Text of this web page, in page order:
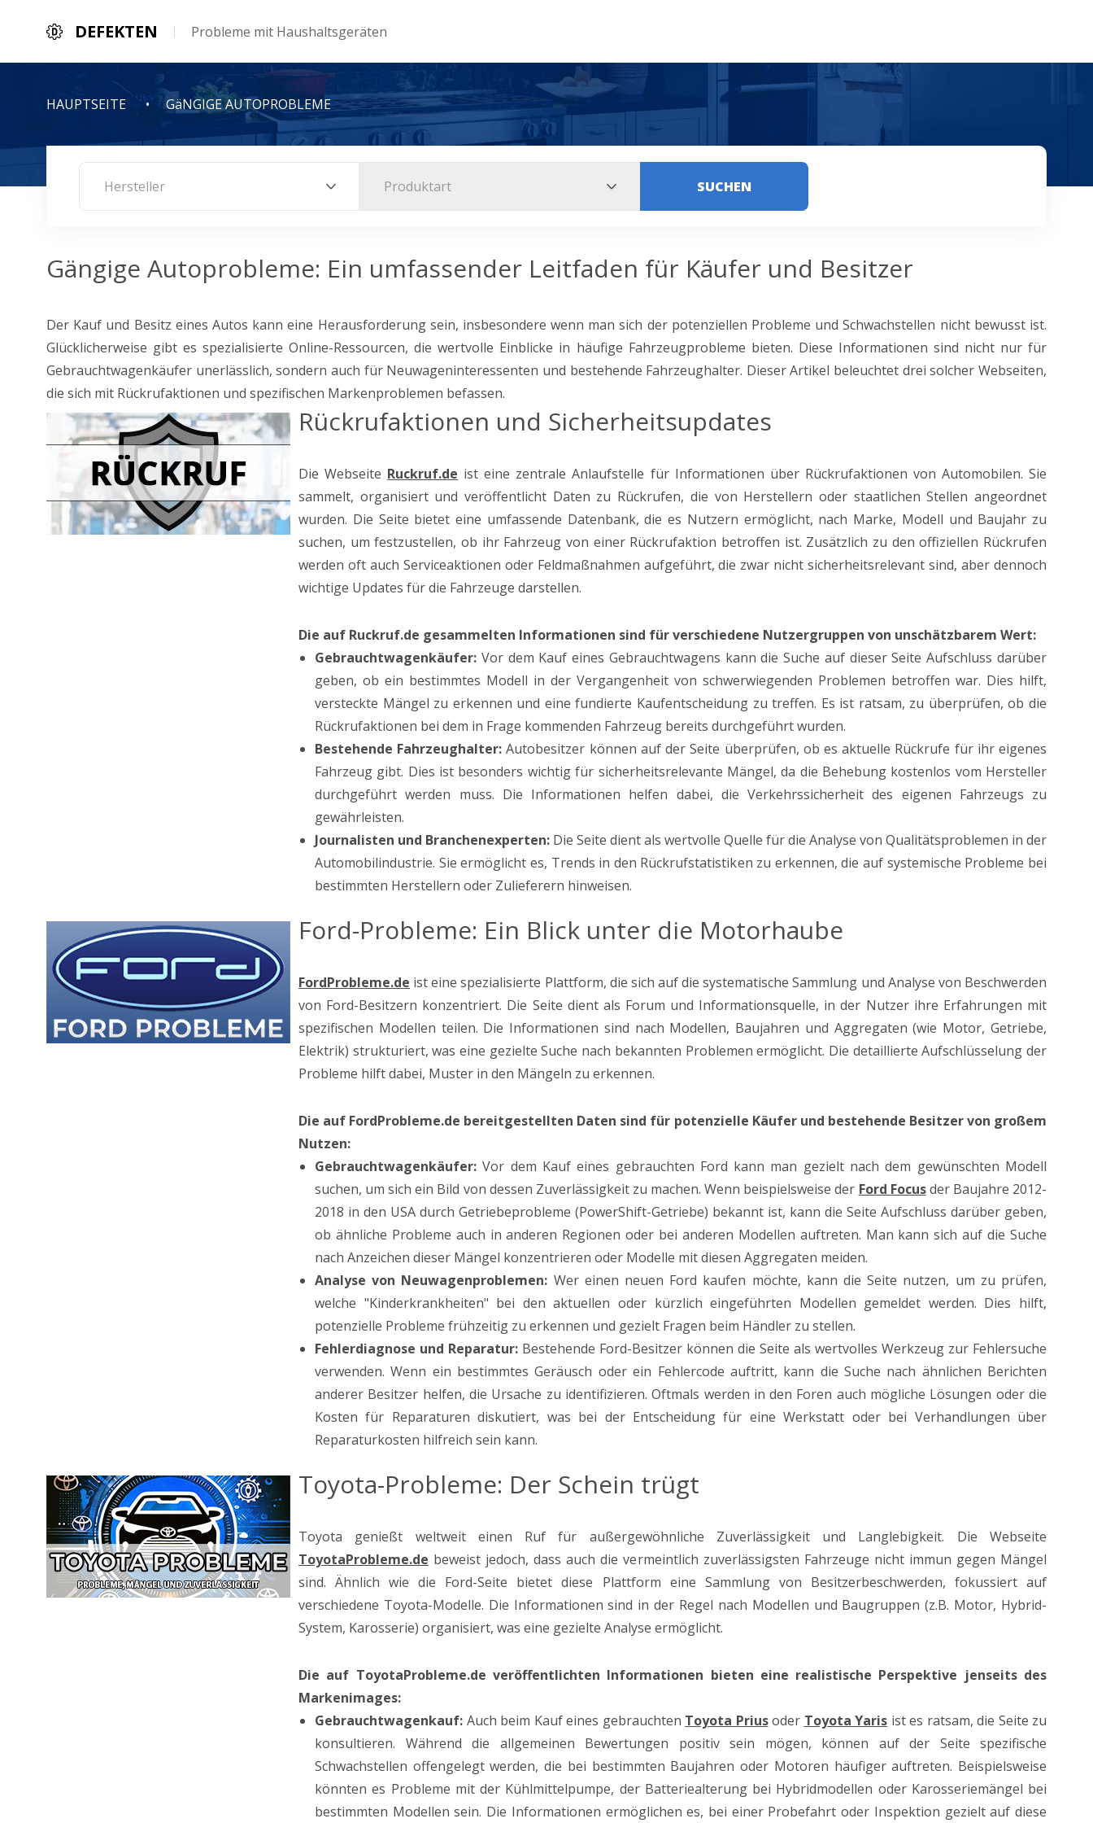
DEFEKTEN Probleme mit Haushaltsgeräten
HAUPTSEITE GäNGIGE AUTOPROBLEME
Hersteller Produktart SUCHEN
Gängige Autoprobleme: Ein umfassender Leitfaden für Käufer und Besitzer
Der Kauf und Besitz eines Autos kann eine Herausforderung sein, insbesondere wenn man sich der potenziellen Probleme und Schwachstellen nicht bewusst ist.
Glücklicherweise gibt es spezialisierte Online-Ressourcen, die wertvolle Einblicke in häufige Fahrzeugprobleme bieten. Diese Informationen sind nicht nur für
Gebrauchtwagenkäufer unerlässlich, sondern auch für Neuwageninteressenten und bestehende Fahrzeughalter. Dieser Artikel beleuchtet drei solcher Webseiten,
die sich mit Rückrufaktionen und spezifischen Markenproblemen befassen.
Rückrufaktionen und Sicherheitsupdates
Die Webseite Ruckruf.de ist eine zentrale Anlaufstelle für Informationen über Rückrufaktionen von Automobilen. Sie
sammelt, organisiert und veröffentlicht Daten zu Rückrufen, die von Herstellern oder staatlichen Stellen angeordnet
wurden. Die Seite bietet eine umfassende Datenbank, die es Nutzern ermöglicht, nach Marke, Modell und Baujahr zu
suchen, um festzustellen, ob ihr Fahrzeug von einer Rückrufaktion betroffen ist. Zusätzlich zu den offiziellen Rückrufen
werden oft auch Serviceaktionen oder Feldmaßnahmen aufgeführt, die zwar nicht sicherheitsrelevant sind, aber dennoch
wichtige Updates für die Fahrzeuge darstellen.
Die auf Ruckruf.de gesammelten Informationen sind für verschiedene Nutzergruppen von unschätzbarem Wert:
Gebrauchtwagenkäufer: Vor dem Kauf eines Gebrauchtwagens kann die Suche auf dieser Seite Aufschluss darüber
geben, ob ein bestimmtes Modell in der Vergangenheit von schwerwiegenden Problemen betroffen war. Dies hilft,
versteckte Mängel zu erkennen und eine fundierte Kaufentscheidung zu treffen. Es ist ratsam, zu überprüfen, ob die
Rückrufaktionen bei dem in Frage kommenden Fahrzeug bereits durchgeführt wurden.
Bestehende Fahrzeughalter: Autobesitzer können auf der Seite überprüfen, ob es aktuelle Rückrufe für ihr eigenes
Fahrzeug gibt. Dies ist besonders wichtig für sicherheitsrelevante Mängel, da die Behebung kostenlos vom Hersteller
durchgeführt werden muss. Die Informationen helfen dabei, die Verkehrssicherheit des eigenen Fahrzeugs zu
gewährleisten.
Journalisten und Branchenexperten: Die Seite dient als wertvolle Quelle für die Analyse von Qualitätsproblemen in der
Automobilindustrie. Sie ermöglicht es, Trends in den Rückrufstatistiken zu erkennen, die auf systemische Probleme bei
bestimmten Herstellern oder Zulieferern hinweisen.
Ford-Probleme: Ein Blick unter die Motorhaube
FordProbleme.de ist eine spezialisierte Plattform, die sich auf die systematische Sammlung und Analyse von Beschwerden
von Ford-Besitzern konzentriert. Die Seite dient als Forum und Informationsquelle, in der Nutzer ihre Erfahrungen mit
spezifischen Modellen teilen. Die Informationen sind nach Modellen, Baujahren und Aggregaten (wie Motor, Getriebe,
Elektrik) strukturiert, was eine gezielte Suche nach bekannten Problemen ermöglicht. Die detaillierte Aufschlüsselung der
Probleme hilft dabei, Muster in den Mängeln zu erkennen.
Die auf FordProbleme.de bereitgestellten Daten sind für potenzielle Käufer und bestehende Besitzer von großem
Nutzen:
Gebrauchtwagenkäufer: Vor dem Kauf eines gebrauchten Ford kann man gezielt nach dem gewünschten Modell
suchen, um sich ein Bild von dessen Zuverlässigkeit zu machen. Wenn beispielsweise der Ford Focusder Baujahre 2012-
2018 in den USA durch Getriebeprobleme (PowerShift-Getriebe) bekannt ist, kann die Seite Aufschluss darüber geben,
ob ähnliche Probleme auch in anderen Regionen oder bei anderen Modellen auftreten. Man kann sich auf die Suche
nach Anzeichen dieser Mängel konzentrieren oder Modelle mit diesen Aggregaten meiden.
Analyse von Neuwagenproblemen: Wer einen neuen Ford kaufen möchte, kann die Seite nutzen, um zu prüfen,
welche "Kinderkrankheiten" bei den aktuellen oder kürzlich eingeführten Modellen gemeldet werden. Dies hilft,
potenzielle Probleme frühzeitig zu erkennen und gezielt Fragen beim Händler zu stellen.
Fehlerdiagnose und Reparatur: Bestehende Ford-Besitzer können die Seite als wertvolles Werkzeug zur Fehlersuche
verwenden. Wenn ein bestimmtes Geräusch oder ein Fehlercode auftritt, kann die Suche nach ähnlichen Berichten
anderer Besitzer helfen, die Ursache zu identifizieren. Oftmals werden in den Foren auch mögliche Lösungen oder die
Kosten für Reparaturen diskutiert, was bei der Entscheidung für eine Werkstatt oder bei Verhandlungen über
Reparaturkosten hilfreich sein kann.
Toyota-Probleme: Der Schein trügt
Toyota genießt weltweit einen Ruf für außergewöhnliche Zuverlässigkeit und Langlebigkeit. Die Webseite
ToyotaProbleme.de beweist jedoch, dass auch die vermeintlich zuverlässigsten Fahrzeuge nicht immun gegen Mängel
sind. Ähnlich wie die Ford-Seite bietet diese Plattform eine Sammlung von Besitzerbeschwerden, fokussiert auf
verschiedene Toyota-Modelle. Die Informationen sind in der Regel nach Modellen und Baugruppen (z.B. Motor, Hybrid-
System, Karosserie) organisiert, was eine gezielte Analyse ermöglicht.
Die auf ToyotaProbleme.de veröffentlichten Informationen bieten eine realistische Perspektive jenseits des
Markenimages:
Gebrauchtwagenkauf: Auch beim Kauf eines gebrauchten Toyota Priusoder Toyota Yaris ist es ratsam, die Seite zu
konsultieren. Während die allgemeinen Bewertungen positiv sein mögen, können auf der Seite spezifische
Schwachstellen offengelegt werden, die bei bestimmten Baujahren oder Motoren häufiger auftreten. Beispielsweise
könnten es Probleme mit der Kühlmittelpumpe, der Batteriealterung bei Hybridmodellen oder Karosseriemängel bei
bestimmten Modellen sein. Die Informationen ermöglichen es, bei einer Probefahrt oder Inspektion gezielt auf diese